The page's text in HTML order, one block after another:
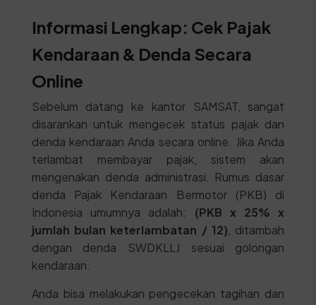
Informasi Lengkap: Cek Pajak
Kendaraan & Denda Secara
Online
Sebelum datang ke kantor SAMSAT, sangat
disarankan untuk mengecek status pajak dan
denda kendaraan Anda secara online. Jika Anda
terlambat membayar pajak, sistem akan
mengenakan denda administrasi. Rumus dasar
denda Pajak Kendaraan Bermotor (PKB) di
Indonesia umumnya adalah: (PKB x 25% x
jumlah bulan keterlambatan / 12) , ditambah
dengan denda SWDKLLJ sesuai golongan
kendaraan.
Anda bisa melakukan pengecekan tagihan dan